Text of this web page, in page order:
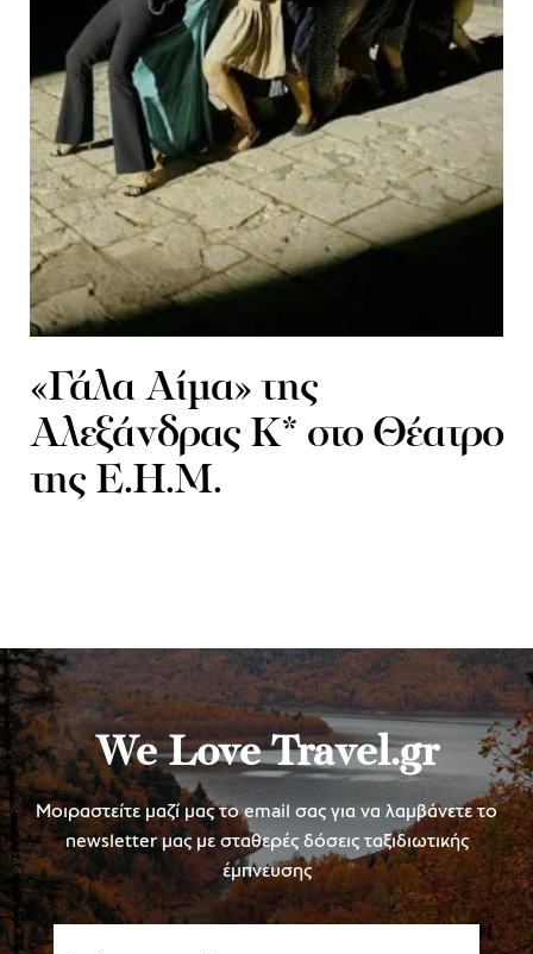
«Γάλα Αίμα» της
Αλεξάνδρας Κ* στο Θέατρο
της Ε.Η.Μ.
We Love Travel.gr
Μοιραστείτε μαζί μας το email σας για να λαμβάνετε το
newsletter μας με σταθερές δόσεις ταξιδιωτικής
έμπνευσης